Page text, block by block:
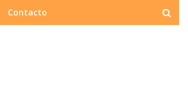
Contacto